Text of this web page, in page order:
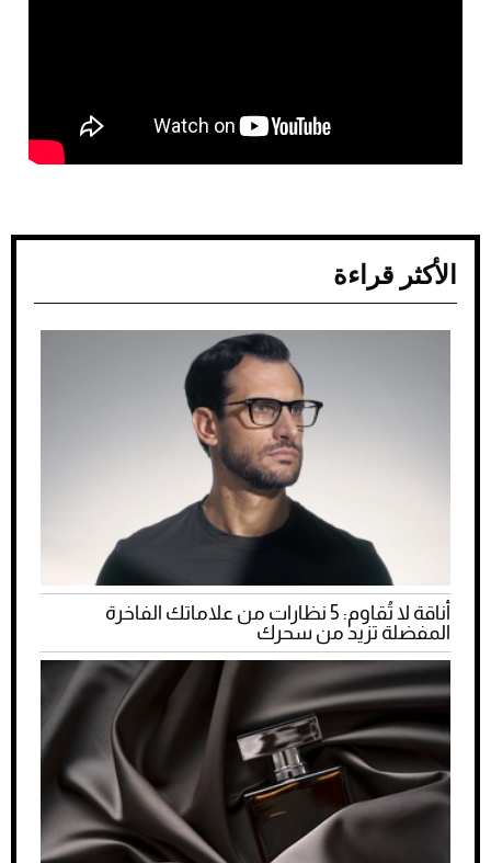
الأكثر قراءة
أناقة لا تُقاوم: 5 نظارات من علاماتك الفاخرة
المفضلة تزيد من سحرك